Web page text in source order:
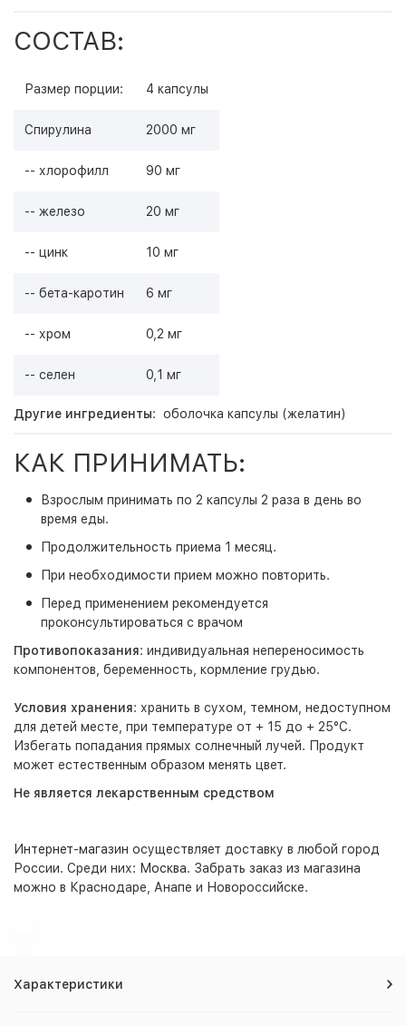
СОСТАВ:
Размер порции: 4 капсулы
Спирулина 2000 мг
-- хлорофилл 90 мг
-- железо 20 мг
-- цинк 10 мг
-- бета-каротин 6 мг
-- хром 0,2 мг
-- селен 0,1 мг
Другие ингредиенты: оболочка капсулы (желатин)
КАК ПРИНИМАТЬ:
Взрослым принимать по 2 капсулы 2 раза в день во
время еды.
Продолжительность приема 1 месяц.
При необходимости прием можно повторить.
Перед применением рекомендуется
проконсультироваться с врачом
Противопоказания: индивидуальная непереносимость
компонентов, беременность, кормление грудью.
Условия хранения: хранить в сухом, темном, недоступном
для детей месте, при температуре от + 15 до + 25°C.
Избегать попадания прямых солнечный лучей. Продукт
может естественным образом менять цвет.
Не является лекарственным средством
Интернет-магазин осуществляет доставку в любой город
России. Среди них: Москва. Забрать заказ из магазина
можно в Краснодаре, Анапе и Новороссийске.
Характеристики